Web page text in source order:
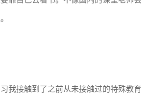
我接触到了之前从未接触过的特殊教育